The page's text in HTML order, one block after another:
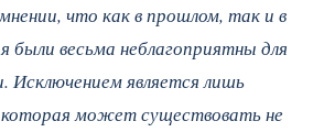
что как в прошлом, так и в
были весьма неблагоприятны для
Исключением является лишь
которая может существовать не